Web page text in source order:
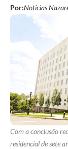
Por:Notícias
Com a conclusão
residencial de sete